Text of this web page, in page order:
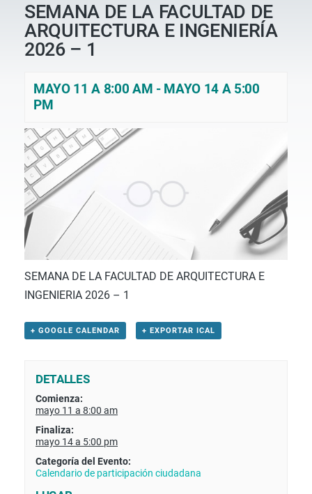
SEMANA DE LA FACULTAD DE
ARQUITECTURA E INGENIERÍA
2026 – 1
MAYO 11 A 8:00 AM - MAYO 14 A 5:00
PM
SEMANA DE LA FACULTAD DE ARQUITECTURA E
INGENIERIA 2026 – 1
+ GOOGLE CALENDAR + EXPORTAR ICAL
DETALLES
Comienza:
mayo 11 a 8:00 am
Finaliza:
mayo 14 a 5:00 pm
Categoría del Evento:
Calendario de participación ciudadana